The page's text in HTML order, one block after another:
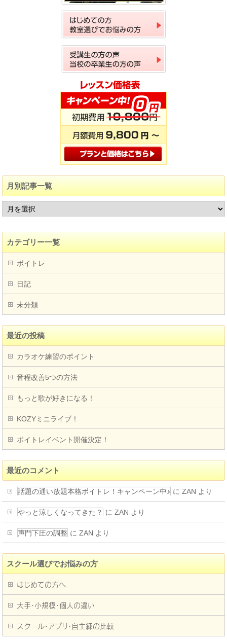
月別記事一覧
カテゴリー一覧
ボイトレ
日記
未分類
最近の投稿
カラオケ練習のポイント
音程改善5つの方法
もっと歌が好きになる！
KOZYミニライブ！
ボイトレイベント開催決定！
最近のコメント
話題の通い放題本格ボイトレ！キャンペーン中♪ にZAN より
やっと涼しくなってきた？ にZAN より
声門下圧の調整 にZAN より
スクール選びでお悩みの方
はじめての方へ
大手・小規模・個人の違い
スクール・アプリ・自主練の比較